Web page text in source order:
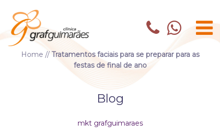
Home // Tratamentos faciais para se preparar para as
festas de final de ano
Blog
mkt grafguimaraes